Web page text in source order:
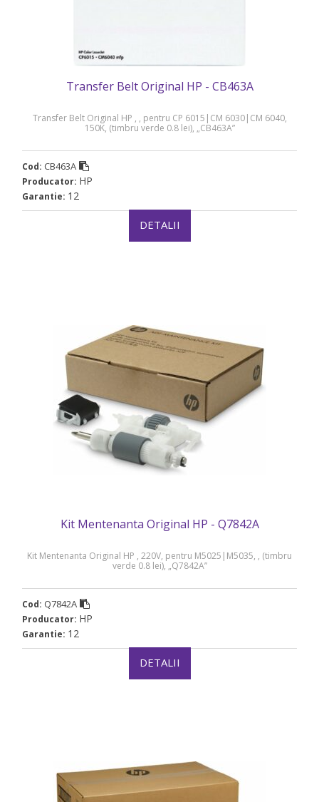
Transfer Belt Original HP - CB463A
Transfer Belt Original HP , , pentru CP 6015|CM 6030|CM 6040,
150K, (timbru verde 0.8 lei), „CB463A”
Cod: CB463A
Producator: HP
Garantie: 12
DETALII
Kit Mentenanta Original HP - Q7842A
Kit Mentenanta Original HP , 220V, pentru M5025|M5035, , (timbru
verde 0.8 lei), „Q7842A”
Cod: Q7842A
Producator: HP
Garantie: 12
DETALII